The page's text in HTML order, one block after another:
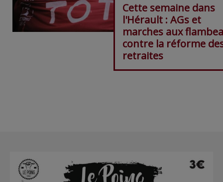
Cette semaine dans
l'Hérault : AGs et
marches aux
contre la réforme
retraites